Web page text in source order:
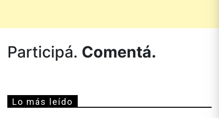
Participá. Comentá.
Lo más leído